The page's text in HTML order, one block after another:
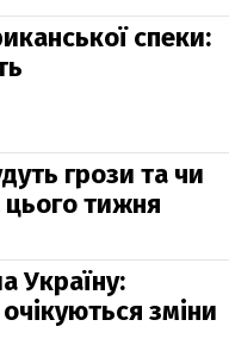
спеки:
грози та чи
цього тижня
Україну:
зміни